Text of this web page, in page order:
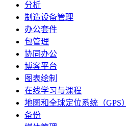
分析
制造设备管理
办公套件
包管理
协同办公
博客平台
图表绘制
在线学习与课程
地图和全球定位系统（GPS）
备份